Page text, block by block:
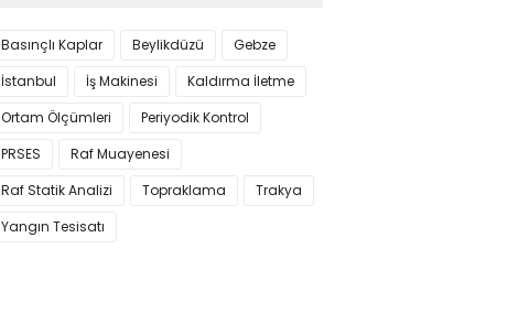
Basınçlı Kaplar Beylikdüzü
Gebze
İstanbul
İş Makinesi
Kaldırma İletme
Ortam Ölçümleri
Periyodik Kontrol
PRSES
Raf Muayenesi
Raf Statik Analizi
Topraklama
Trakya
Yangın Tesisatı